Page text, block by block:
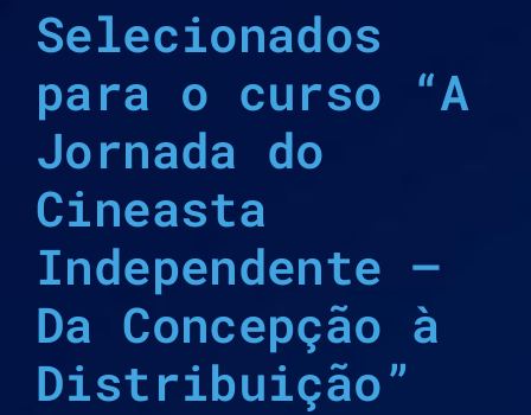
Selecionados
para o curso “A
Jornada do
Cineasta
Independente –
Da Concepção à
Distribuição”